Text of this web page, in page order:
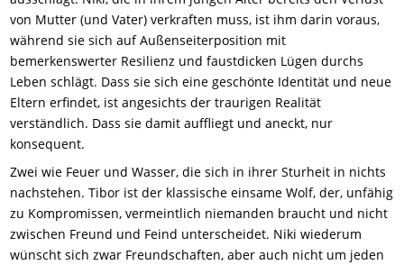
von Mutter (und Vater) verkraften muss, ist ihm darin voraus,
während sie sich auf Außenseiterposition mit
bemerkenswerter Resilienz und faustdicken Lügen durchs
Leben schlägt. Dass sie sich eine geschönte Identität und neue
Eltern erfindet, ist angesichts der traurigen Realität
verständlich. Dass sie damit auffliegt und aneckt, nur
konsequent.
Zwei wie Feuer und Wasser, die sich in ihrer Sturheit in nichts
nachstehen. Tibor ist der klassische einsame Wolf, der, unfähig
zu Kompromissen, vermeintlich niemanden braucht und nicht
zwischen Freund und Feind unterscheidet. Niki wiederum
wünscht sich zwar Freundschaften, aber auch nicht um jeden